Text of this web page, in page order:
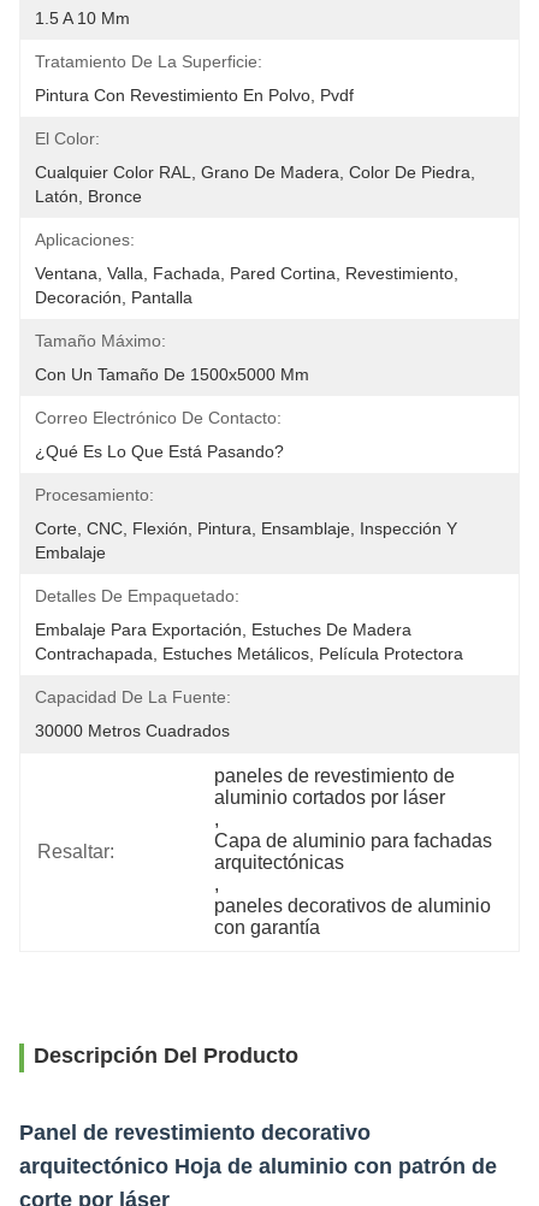
1.5 A 10 Mm
Tratamiento De La Superficie:
Pintura Con Revestimiento En Polvo, Pvdf
El Color:
Cualquier Color RAL, Grano De Madera, Color De Piedra,
Latón, Bronce
Aplicaciones:
Ventana, Valla, Fachada, Pared Cortina, Revestimiento,
Decoración, Pantalla
Tamaño Máximo:
Con Un Tamaño De 1500x5000 Mm
Correo Electrónico De Contacto:
¿Qué Es Lo Que Está Pasando?
Procesamiento:
Corte, CNC, Flexión, Pintura, Ensamblaje, Inspección Y
Embalaje
Detalles De Empaquetado:
Embalaje Para Exportación, Estuches De Madera
Contrachapada, Estuches Metálicos, Película Protectora
Capacidad De La Fuente:
30000 Metros Cuadrados
Resaltar:
paneles de revestimiento de
aluminio cortados por láser
,
Capa de aluminio para fachadas
arquitectónicas
,
paneles decorativos de aluminio
con garantía
Descripción Del Producto
Panel de revestimiento decorativo
arquitectónico Hoja de aluminio con patrón de
corte por láser